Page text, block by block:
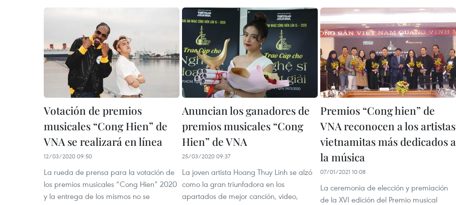
Votación de premios
musicales “Cong Hien” de
VNA se realizará en línea
12/03/2020 09:50
La rueda de prensa para la votación de
los premios musicales “Cong Hien” 2020
y la entrega de los mismos no se
Anuncian los ganadores de
premios musicales “Cong
Hien” de VNA
25/03/2020 09:37
La joven artista Hoang Thuy Linh se alzó
como la gran triunfadora en los
apartados de mejor canción, video,
Premios “Cong hien” de
VNA reconocen a los artistas
vietnamitas más dedicados a
la música
07/01/2021 10:08
La ceremonia de elección y premiación
de la XVI edición del Premio musical